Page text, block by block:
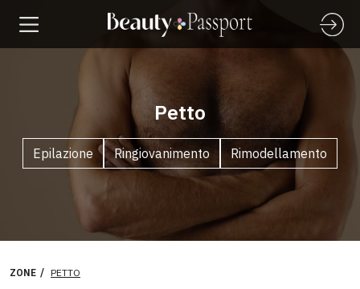
Petto
Epilazione Ringiovanimento Rimodellamento
ZONE PETTO